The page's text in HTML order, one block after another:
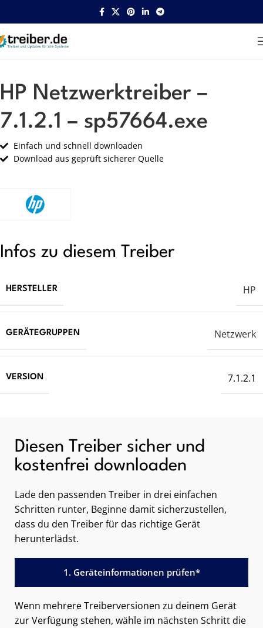
Startseite HP Netzwerk
HP Netzwerktreiber –
7.1.2.1 – sp57664.exe
Einfach und schnell downloaden
Download aus geprüft sicherer Quelle
Infos zu diesem Treiber
HERSTELLER HP
GERÄTEGRUPPEN Netzwerk
VERSION 7.1.2.1
Diesen Treiber sicher und
kostenfrei downloaden
Lade den passenden Treiber in drei einfachen
Schritten runter, Beginne damit sicherzustellen,
dass du den Treiber für das richtige Gerät
herunterlädst.
1. Geräteinformationen prüfen*
Wenn mehrere Treiberversionen zu deinem Gerät
zur Verfügung stehen, wähle im nächsten Schritt die